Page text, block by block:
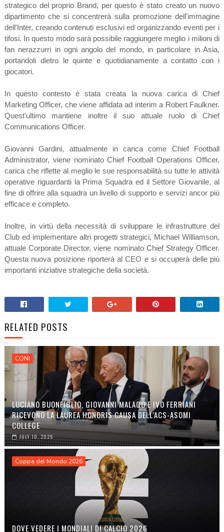
strategico del proprio Brand, per questo è stato creato un nuovo
dipartimento che si concentrerà sulla promozione dell'immagine
dell'Inter, creando contenuti esclusivi ed organizzando eventi per i
tifosi. In questo modo sarà possibile raggiungere meglio i milioni di
fan nerazzurri in ogni angolo del mondo, in particolare in Asia,
portandoli dietro le quinte e quotidianamente a contatto con i
giocatori.
In questo contesto è stata creata la nuova carica di Chief
Marketing Officer, che viene affidata ad interim a Robert Faulkner.
Quest'ultimo mantiene inoltre il suo attuale ruolo di Chief
Communications Officer.
Giovanni Gardini, attualmente in carica come Chief Football
Administrator, viene nominato Chief Football Operations Officer,
carica che riflette al meglio le sue responsabilità su tutte le attività
operative riguardanti la Prima Squadra ed il Settore Giovanile, al
fine di offrire alla squadra un livello di supporto e servizi ancor più
efficace e completo.
Inoltre, in virtù della necessità di sviluppare le infrastrutture del
Club ed implementare altri progetti strategici, Michael Williamson,
attuale Corporate Director, viene nominato Chief Strategy Officer.
Questa nuova posizione riporterà al CEO e si occuperà delle più
importanti iniziative strategiche della società.
RELATED POSTS
CONI
LUCIANO BUONFIGLIO, GIOVANNI MALAGÒ E IVO FERRIANI
RICEVONO LA LAUREA HONORIS CAUSA DELL’ACS-ASOMI
COLLEGE
JULY 10, 2026
Coppa del Mondo 2026
DOVE VEDERE I MONDIALI DI CALCIO 2026